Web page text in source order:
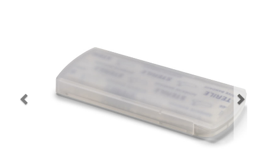
Navidad 🎄 Invierno